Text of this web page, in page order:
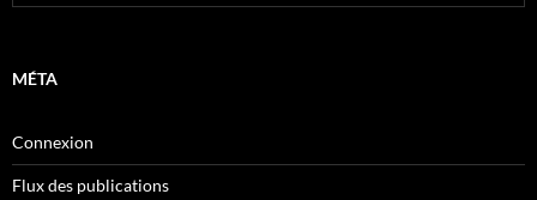
MÉTA
Connexion
Flux des publications